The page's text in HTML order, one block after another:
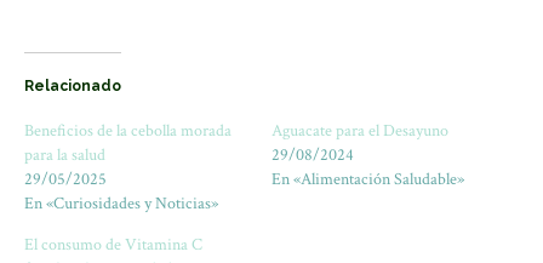
Relacionado
Beneficios de la cebolla morada
para la salud
29/05/2025
En «Curiosidades y Noticias»
Aguacate para el Desayuno
29/08/2024
En «Alimentación Saludable»
El consumo de Vitamina C